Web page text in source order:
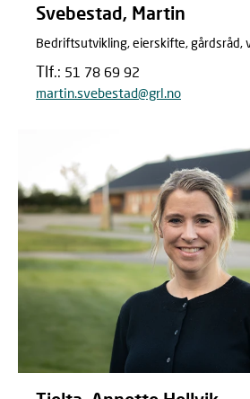
Svebestad, Martin
Bedriftsutvikling, eierskifte, gårdsråd,
Tlf.: 51 78 69 92
martin.svebestad@grl.no